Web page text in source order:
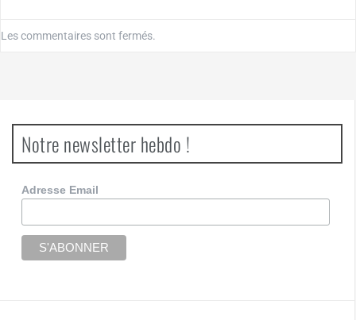
Les commentaires sont fermés.
Notre newsletter hebdo !
Adresse Email